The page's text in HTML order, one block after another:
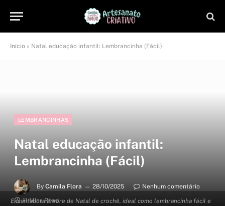
Início » Natal educação infantil: Lembrancinha (Fácil)
Encantadora árvore de Natal de crochê, ideal como lembrancinha fácil e
LEMBRANCINHAS
Natal educação infantil:
Lembrancinha (Fácil)
By Camila Flora 28/10/2025
Nenhum comentário
11 Mins Read